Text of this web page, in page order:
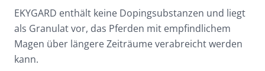
EKYGARD enthält keine Dopingsubstanzen und liegt
als Granulat vor, das Pferden mit empfindlichem
Magen über längere Zeiträume verabreicht werden
kann.